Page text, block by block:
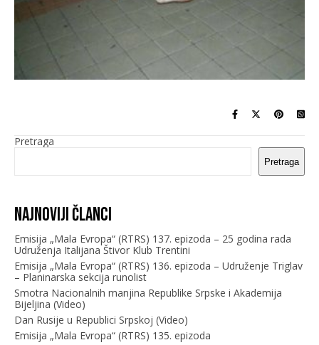
Pretraga
Pretraga
Najnoviji članci
Emisija „Mala Evropa“ (RTRS) 137. epizoda – 25 godina rada
Udruženja Italijana Štivor Klub Trentini
Emisija „Mala Evropa“ (RTRS) 136. epizoda – Udruženje Triglav
– Planinarska sekcija runolist
Smotra Nacionalnih manjina Republike Srpske i Akademija
Bijeljina (Video)
Dan Rusije u Republici Srpskoj (Video)
Emisija „Mala Evropa“ (RTRS) 135. epizoda